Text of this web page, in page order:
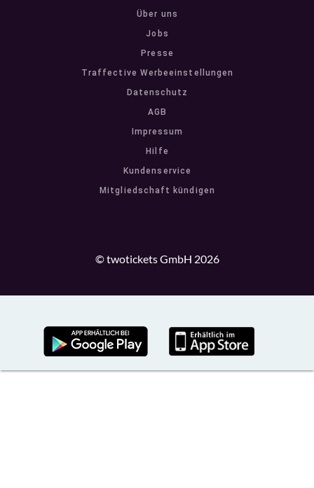
Über uns
Jobs
Presse
Traffective Werbeeinstellungen
Datenschutz
AGB
Impressum
Hilfe
Kundenservice
Mitgliedschaft kündigen
© twotickets GmbH 2026